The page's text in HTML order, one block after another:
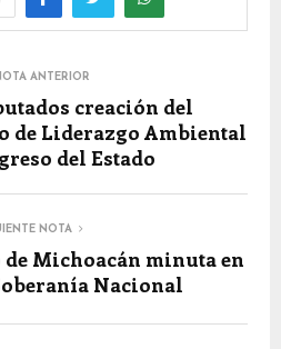
ANTERIOR
creación del
de Liderazgo Ambiental
del Estado
NOTA
Michoacán minuta en
Nacional